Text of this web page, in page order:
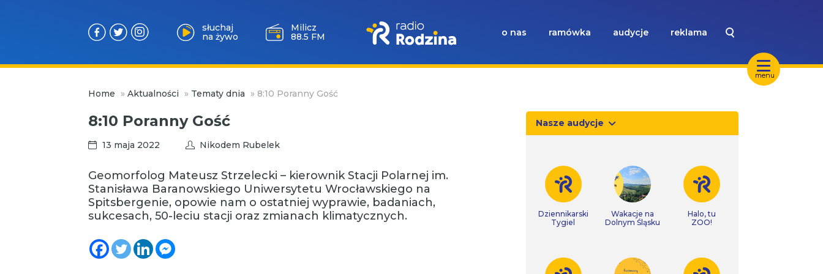
menu
słuchaj
na żywo
Milicz
88.5 FM
o nas ramówka audycje reklama
Home » Aktualności » Tematy dnia » 8:10 Poranny Gość
8:10 Poranny Gość
13 maja 2022 Nikodem Rubelek
Geomorfolog Mateusz Strzelecki – kierownik Stacji Polarnej im.
Stanisława Baranowskiego Uniwersytetu Wrocławskiego na
Spitsbergenie, opowie nam o ostatniej wyprawie, badaniach,
sukcesach, 50-leciu stacji oraz zmianach klimatycznych.
Nasze audycje
Dziennikarski
Tygiel
Wakacje na
Dolnym Śląsku
Halo, tu
ZOO!